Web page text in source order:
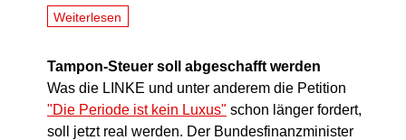
Weiterlesen
Tampon-Steuer soll abgeschafft werden
Was die LINKE und unter anderem die Petition
"Die Periode ist kein Luxus" schon länger fordert,
soll jetzt real werden. Der Bundesfinanzminister